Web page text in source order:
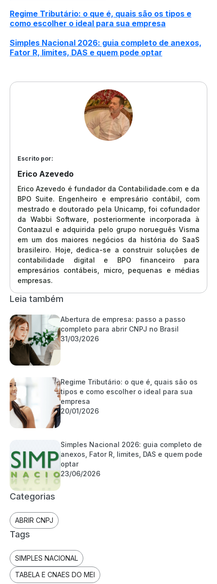
Regime Tributário: o que é, quais são os tipos e
como escolher o ideal para sua empresa
Simples Nacional 2026: guia completo de anexos,
Fator R, limites, DAS e quem pode optar
Escrito por:
Erico Azevedo
Erico Azevedo é fundador da Contabilidade.com e da
BPO Suite. Engenheiro e empresário contábil, com
mestrado e doutorado pela Unicamp, foi cofundador
da Wabbi Software, posteriormente incorporada à
Contaazul e adquirida pelo grupo norueguês Visma
em um dos maiores negócios da história do SaaS
brasileiro. Hoje, dedica-se a construir soluções de
contabilidade digital e BPO financeiro para
empresários contábeis, micro, pequenas e médias
empresas.
Leia também
Abertura de empresa: passo a passo
completo para abrir CNPJ no Brasil
31/03/2026
Regime Tributário: o que é, quais são os
tipos e como escolher o ideal para sua
empresa
20/01/2026
Simples Nacional 2026: guia completo de
anexos, Fator R, limites, DAS e quem pode
optar
23/06/2026
Categorias
ABRIR CNPJ
Tags
SIMPLES NACIONAL
TABELA E CNAES DO MEI